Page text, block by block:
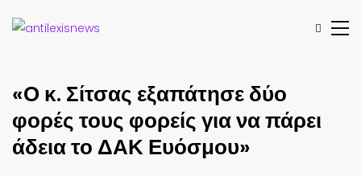
«Ο κ. Σίτσας εξαπάτησε δύο
φορές τους φορείς για να πάρει
άδεια το ΔΑΚ Ευόσμου»